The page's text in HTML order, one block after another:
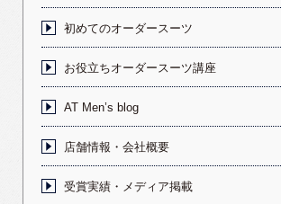
初めてのオーダースーツ
お役立ちオーダースーツ講座
AT Men’s blog
店舗情報・会社概要
受賞実績・メディア掲載